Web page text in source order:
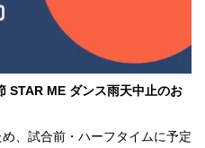
STAR ME ダンス雨天中止のお
、試合前・ハーフタイムに予定